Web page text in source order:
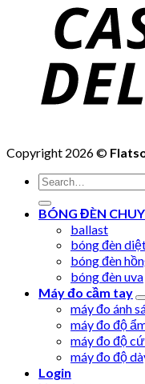
Copyright 2026 ©
Search
for:
BÓNG ĐÈN
ballast
bóng đèn
bóng đèn
bóng đèn uva
Máy đo cầm tay
máy đo ánh
máy đo độ
máy đo độ
máy đo độ
Login